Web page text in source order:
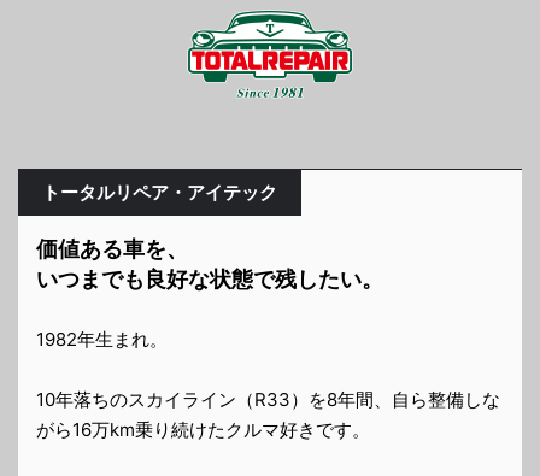
トータルリペア・アイテック
価値ある車を、
いつまでも良好な状態で残したい。
1982年生まれ。
10年落ちのスカイライン（R33）を8年間、自ら整備しな
がら16万km乗り続けたクルマ好きです。